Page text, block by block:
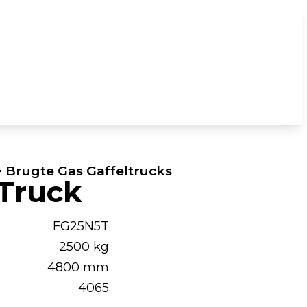
Gas Gaffeltrucks
FG25N5T
2500 kg
4800 mm
4065